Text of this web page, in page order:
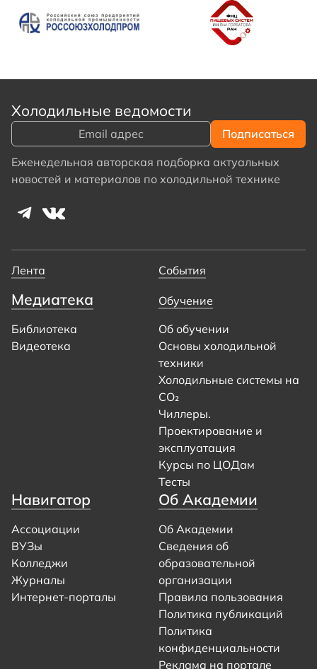
Холодильные ведомости
Еженедельная авторская подборка актуальных
новостей и материалов по холодильной технике
Лента События
Медиатека
Библиотека
Видеотека
Обучение
Об обучении
Основы холодильной
техники
Холодильные системы на
CO₂
Чиллеры.
Проектирование и
эксплуатация
Курсы по ЦОДам
Тесты
Навигатор
Ассоциации
ВУЗы
Колледжи
Журналы
Интернет-порталы
Об Академии
Об Академии
Сведения об
образовательной
организации
Правила пользования
Политика публикаций
Политика
конфиденциальности
Реклама на портале